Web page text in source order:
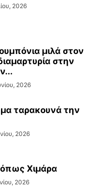
2026
μιλά στον
στην
2026
ταρακουνά την
2026
όπως Χιμάρα
2026